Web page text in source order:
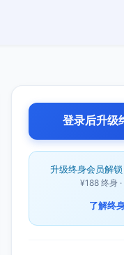
登录后升级
升级终身会员解锁
¥188 终身
了解终